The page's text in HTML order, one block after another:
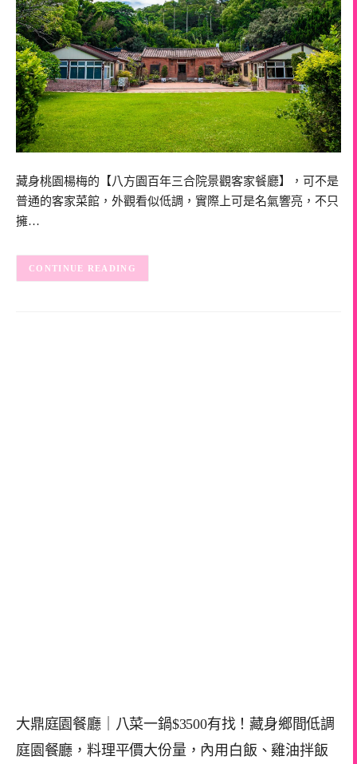
藏身桃園楊梅的【八方園百年三合院景觀客家餐廳】，可不是
普通的客家菜館，外觀看似低調，實際上可是名氣響亮，不只
擁…
CONTINUE READING
大鼎庭園餐廳｜八菜一鍋$3500有找！藏身鄉間低調
庭園餐廳，料理平價大份量，內用白飯、雞油拌飯